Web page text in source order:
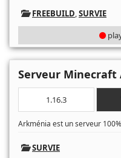
FREEBUILD,SURVIE
Serveur Minecraft
1.16.3
Arkménia est un serveur
SURVIE